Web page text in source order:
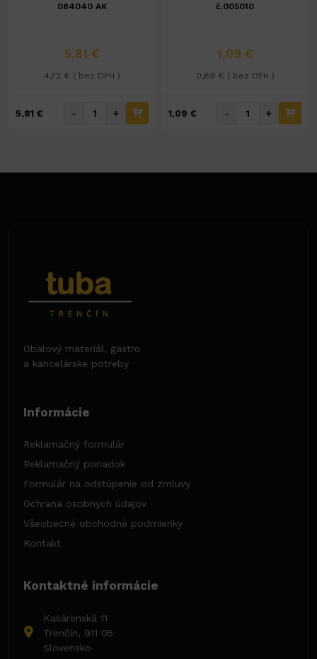
084040 AK
5,81 €
4,72 € ( bez DPH )
5,81 € - +
č.005010
1,09 €
0,89 € ( bez DPH )
1,09 € - +
Obalový materiál, gastro
a kancelárske potreby
Informácie
Reklamačný formulár
Reklamačný poriadok
Formulár na odstúpenie od zmluvy
Ochrana osobných údajov
Všeobecné obchodné podmienky
Kontakt
Kontaktné informácie
Kasárenská 11
Trenčín, 911 05
Slovensko